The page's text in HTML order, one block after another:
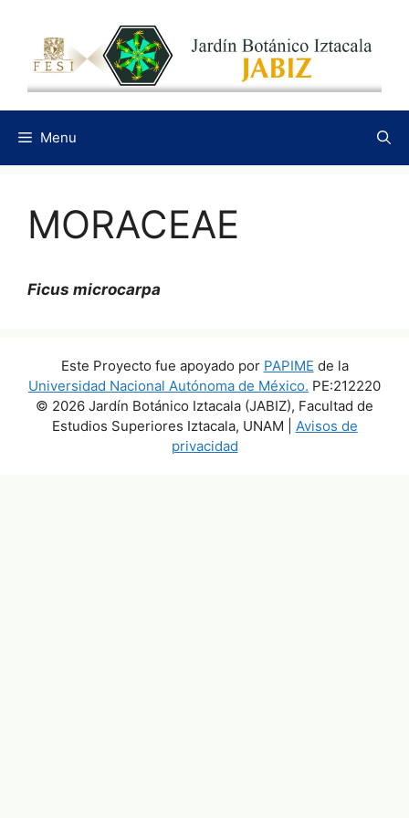
contenido
Menu
MORACEAE
Ficus microcarpa
Este Proyecto fue apoyado por PAPIME de la
Universidad Nacional Autónoma de México. PE:212220
© 2026 Jardín Botánico Iztacala (JABIZ), Facultad de
Estudios Superiores Iztacala, UNAM | Avisos de
privacidad